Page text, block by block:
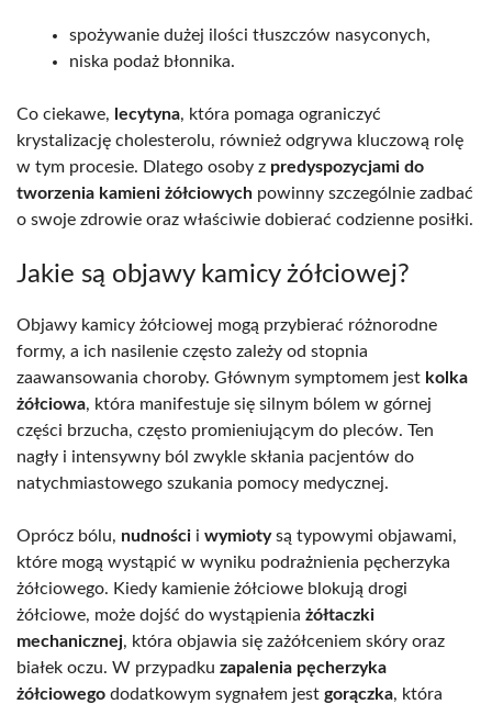
spożywanie dużej ilości tłuszczów nasyconych,
niska podaż błonnika.
Co ciekawe, lecytyna, która pomaga ograniczyć
krystalizację cholesterolu, również odgrywa kluczową rolę
w tym procesie. Dlatego osoby z predyspozycjami do
tworzenia kamieni żółciowych powinny szczególnie zadbać
o swoje zdrowie oraz właściwie dobierać codzienne posiłki.
Jakie są objawy kamicy żółciowej?
Objawy kamicy żółciowej mogą przybierać różnorodne
formy, a ich nasilenie często zależy od stopnia
zaawansowania choroby. Głównym symptomem jest kolka
żółciowa, która manifestuje się silnym bólem w górnej
części brzucha, często promieniującym do pleców. Ten
nagły i intensywny ból zwykle skłania pacjentów do
natychmiastowego szukania pomocy medycznej.
Oprócz bólu, nudności i wymiotysą typowymi objawami,
które mogą wystąpić w wyniku podrażnienia pęcherzyka
żółciowego. Kiedy kamienie żółciowe blokują drogi
żółciowe, może dojść do wystąpienia żółtaczki
mechanicznej, która objawia się zażółceniem skóry oraz
białek oczu. W przypadku zapalenia pęcherzyka
żółciowego dodatkowym sygnałem jest gorączka, która